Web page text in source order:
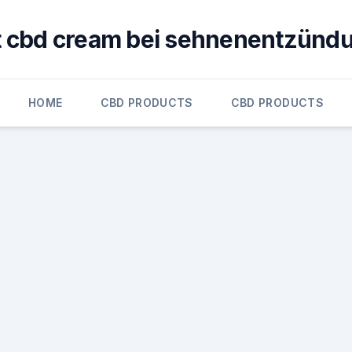
cream bei
HOME CBD PRODUCTS CBD PRODUCTS